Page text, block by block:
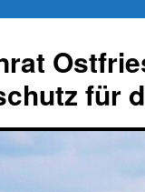
für